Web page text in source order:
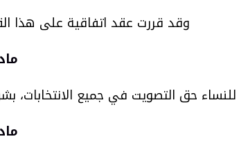
وقد قررت عقد اتفاقية على هذا
للنساء حق التصويت في جميع الانتخابات،